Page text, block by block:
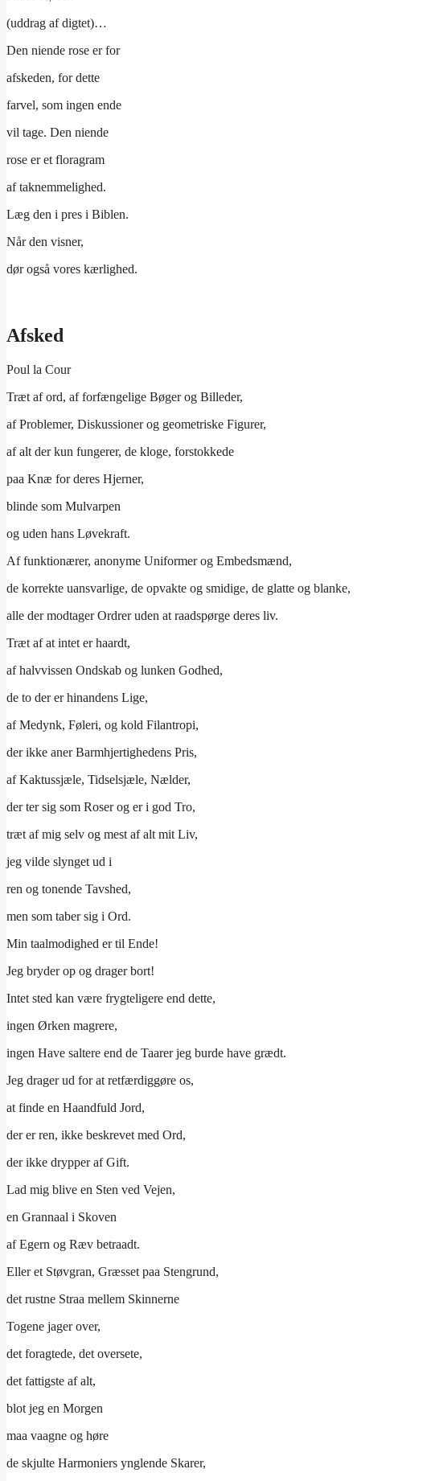
(uddrag af digtet)…
Den niende rose er for
afskeden, for dette
farvel, som ingen ende
vil tage. Den niende
rose er et floragram
af taknemmelighed.
Læg den i pres i Biblen.
Når den visner,
dør også vores kærlighed.
Afsked
Poul la Cour
Træt af ord, af forfængelige Bøger og Billeder,
af Problemer, Diskussioner og geometriske Figurer,
af alt der kun fungerer, de kloge, forstokkede
paa Knæ for deres Hjerner,
blinde som Mulvarpen
og uden hans Løvekraft.
Af funktionærer, anonyme Uniformer og Embedsmænd,
de korrekte uansvarlige, de opvakte og smidige, de glatte og blanke,
alle der modtager Ordrer uden at raadspørge deres liv.
Træt af at intet er haardt,
af halvvissen Ondskab og lunken Godhed,
de to der er hinandens Lige,
af Medynk, Føleri, og kold Filantropi,
der ikke aner Barmhjertighedens Pris,
af Kaktussjæle, Tidselsjæle, Nælder,
der ter sig som Roser og er i god Tro,
træt af mig selv og mest af alt mit Liv,
jeg vilde slynget ud i
ren og tonende Tavshed,
men som taber sig i Ord.
Min taalmodighed er til Ende!
Jeg bryder op og drager bort!
Intet sted kan være frygteligere end dette,
ingen Ørken magrere,
ingen Have saltere end de Taarer jeg burde have grædt.
Jeg drager ud for at retfærdiggøre os,
at finde en Haandfuld Jord,
der er ren, ikke beskrevet med Ord,
der ikke drypper af Gift.
Lad mig blive en Sten ved Vejen,
en Grannaal i Skoven
af Egern og Ræv betraadt.
Eller et Støvgran, Græsset paa Stengrund,
det rustne Straa mellem Skinnerne
Togene jager over,
det foragtede, det oversete,
det fattigste af alt,
blot jeg en Morgen
maa vaagne og høre
de skjulte Harmoniers ynglende Skarer,